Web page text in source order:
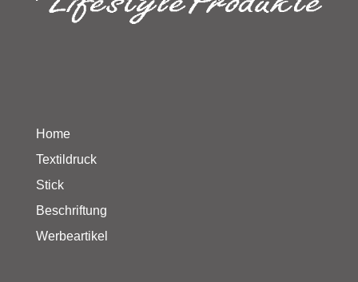
Home
Textildruck
Stick
Beschriftung
Werbeartikel